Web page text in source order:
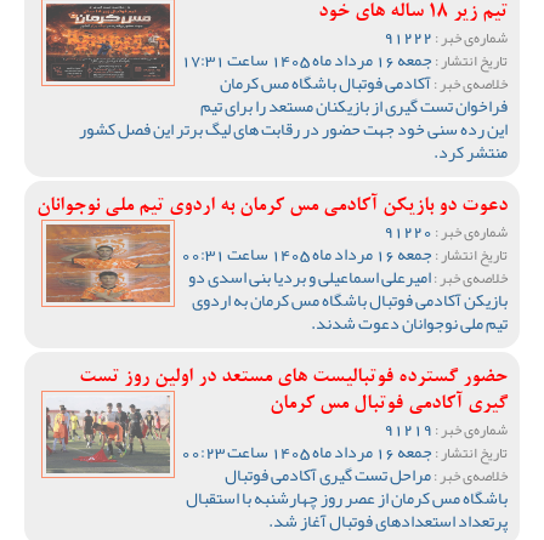
تیم زیر 18 ساله های خود
شماره‌ی خبر :
تاریخ انتشار :جمعه 16 مرداد ماه 1405 ساعت 17:31
خلاصه‌ی خبر :آکادمی فوتبال باشگاه مس کرمان
فراخوان تست گیری از بازیکنان مستعد را برای تیم
این رده سنی خود جهت حضور در رقابت های لیگ برتر این فصل کشور
منتشر کرد.
دعوت دو بازیکن آکادمی مس کرمان به اردوی تیم ملی نوجوانان
شماره‌ی خبر :
تاریخ انتشار :جمعه 16 مرداد ماه 1405 ساعت 00:31
خلاصه‌ی خبر :امیرعلی اسماعیلی و بردیا بنی اسدی دو
بازیکن آکادمی فوتبال باشگاه مس کرمان به اردوی
تیم ملی نوجوانان دعوت شدند.
حضور گسترده فوتبالیست های مستعد در اولین روز تست
گیری آکادمی فوتبال مس کرمان
شماره‌ی خبر :
تاریخ انتشار :جمعه 16 مرداد ماه 1405 ساعت 00:23
خلاصه‌ی خبر :مراحل تست گیری آکادمی فوتبال
باشگاه مس کرمان از عصر روز چهارشنبه با استقبال
پرتعداد استعدادهای فوتبال آغاز شد.